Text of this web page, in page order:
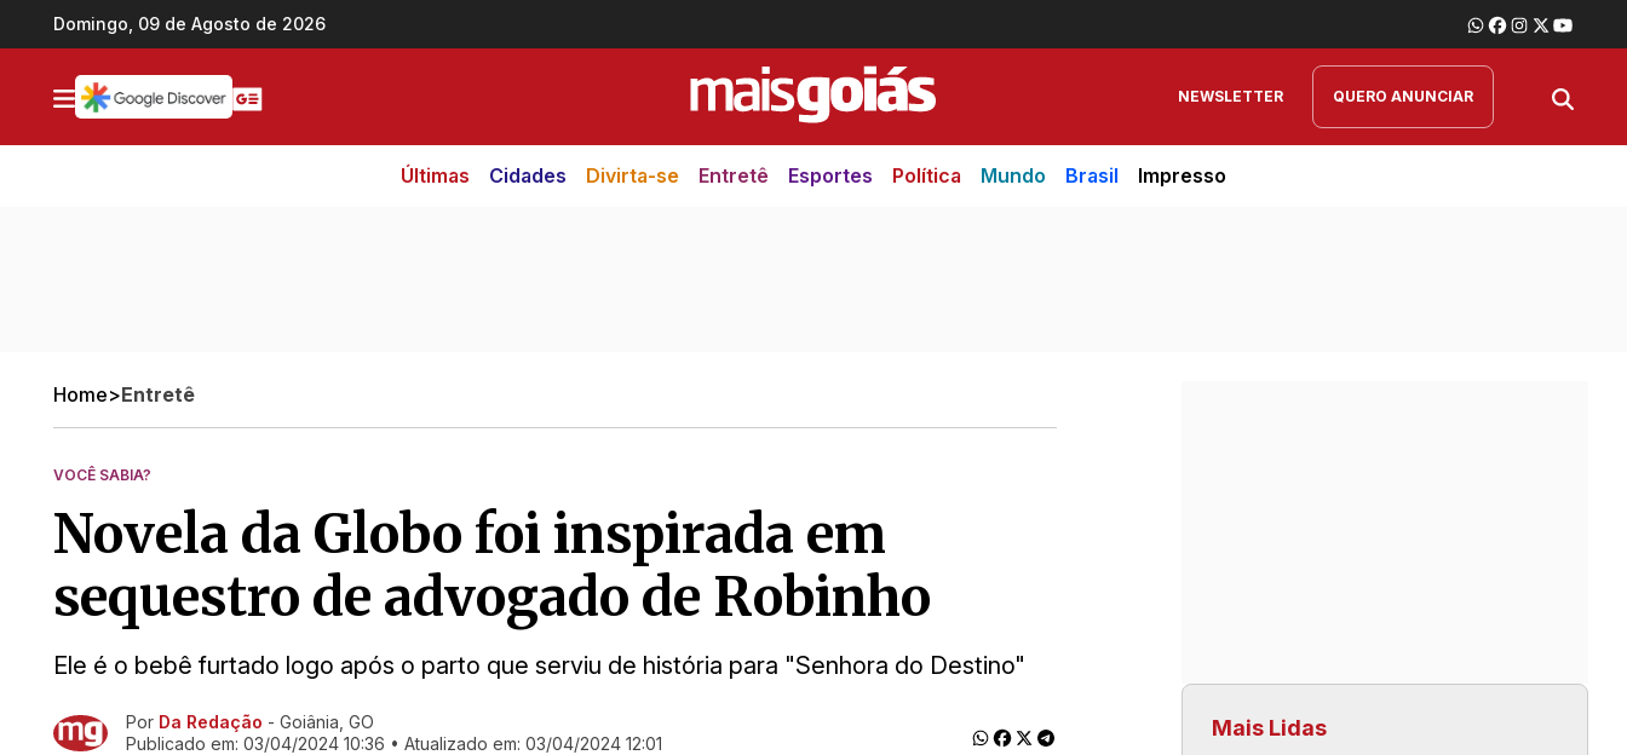
Ir direto pro conteúdo
Domingo, 09 de Agosto de 2026
NEWSLETTER QUERO ANUNCIAR
Últimas Cidades Divirta-se Entretê Esportes Política Mundo Brasil Impresso
Home>Entretê
VOCÊ SABIA?
Novela da Globo foi inspirada em
sequestro de advogado de Robinho
Ele é o bebê furtado logo após o parto que serviu de história para "Senhora do Destino"
Ir direto pra matéria
Por Da Redação - Goiânia, GO
Publicado em: 03/04/2024 10:36 • Atualizado em: 03/04/2024 12:01
Mais Lidas